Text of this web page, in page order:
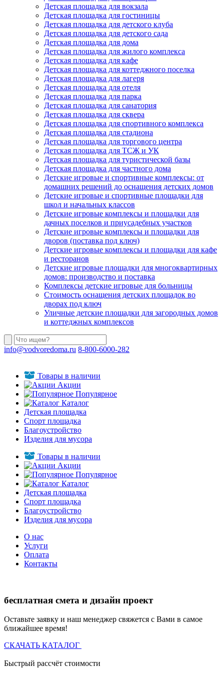
Детская площадка для вокзала
Детская площадка для гостиницы
Детская площадка для детского клуба
Детская площадка для детского сада
Детская площадка для дома
Детская площадка для жилого комплекса
Детская площадка для кафе
Детская площадка для коттеджного поселка
Детская площадка для лагеря
Детская площадка для отеля
Детская площадка для парка
Детская площадка для санатория
Детская площадка для сквера
Детская площадка для спортивного комплекса
Детская площадка для стадиона
Детская площадка для торгового центра
Детская площадка для ТСЖ и УК
Детская площадка для туристической базы
Детская площадка для частного дома
Детские игровые и спортивные комплексы: от
домашних решений до оснащения детских домов
Детские игровые и спортивные площадки для
школ и начальных классов
Детские игровые комплексы и площадки для
дачных поселков и приусадебных участков
Детские игровые комплексы и площадки для
дворов (поставка под ключ)
Детские игровые комплексы и площадки для кафе
и ресторанов
Детские игровые площадки для многоквартирных
домов: производство и поставка
Комплексы детские игровые для больницы
Стоимость оснащения детских площадок во
дворах под ключ
Уличные детские площадки для загородных домов
и коттеджных комплексов
info@vodvoredoma.ru 8-800-6000-282
Товары в наличии
Акции
Популярное
Каталог
Детская площадка
Спорт площадка
Благоустройство
Изделия для мусора
Товары в наличии
Акции
Популярное
Каталог
Детская площадка
Спорт площадка
Благоустройство
Изделия для мусора
О нас
Услуги
Оплата
Контакты
бесплатная смета и дизайн проект
Оставьте заявку и наш менеджер свяжется с Вами в самое
ближайшее время!
СКАЧАТЬ КАТАЛОГ
Быстрый рассчёт стоимости